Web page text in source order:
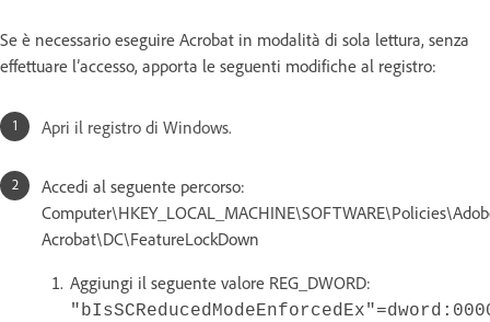
Se è necessario eseguire Acrobat in modalità di sola lettura, senza
effettuare l’accesso, apporta le seguenti modifiche al registro:
Apri il registro di Windows.
Accedi al seguente percorso:
Acrobat\DC\FeatureLockDown
Aggiungi il seguente valore REG_DWORD: